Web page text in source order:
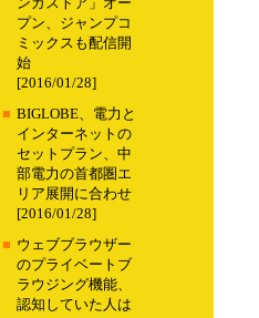
ンガストア」オー
プン、ジャンプコ
ミックスも配信開
始
[2016/01/28]
■ BIGLOBE、電力と
インターネットの
セットプラン、中
部電力の首都圏エ
リア展開に合わせ
[2016/01/28]
■ ウェブブラウザー
のプライベートブ
ラウジング機能、
認知していた人は